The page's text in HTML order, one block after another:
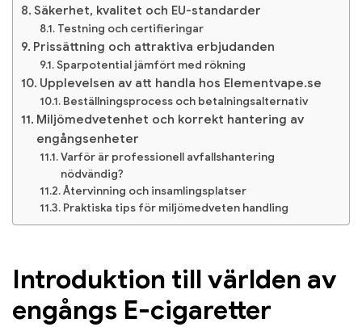
Säkerhet, kvalitet och EU-standarder
Testning och certifieringar
Prissättning och attraktiva erbjudanden
Sparpotential jämfört med rökning
Upplevelsen av att handla hos Elementvape.se
Beställningsprocess och betalningsalternativ
Miljömedvetenhet och korrekt hantering av
engångsenheter
Varför är professionell avfallshantering
nödvändig?
Återvinning och insamlingsplatser
Praktiska tips för miljömedveten handling
Introduktion till världen av
engångs E-cigaretter